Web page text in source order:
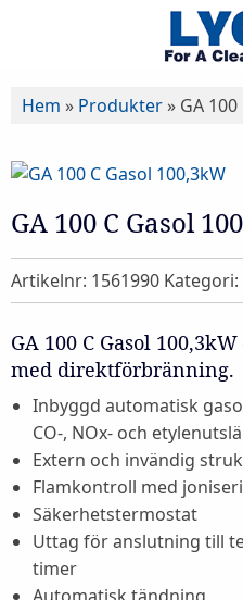
Hem » Produkter » GA
GA 100 C Gasol
Artikelnr: 1561990 Kategori:
GA 100 C Gasol
med direktförbränning.
Inbyggd automatisk
CO-, NOx- och
Extern och invändig
Flamkontroll med
Säkerhetstermostat
Uttag för anslutning till
timer